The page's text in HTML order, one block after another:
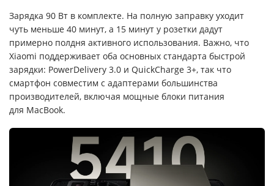
Зарядка 90 Вт в комплекте. На полную заправку уходит
чуть меньше 40 минут, а 15 минут у розетки дадут
примерно полдня активного использования. Важно, что
Xiaomi поддерживает оба основных стандарта быстрой
зарядки: PowerDelivery 3.0 и QuickCharge 3+, так что
смартфон совместим с адаптерами большинства
производителей, включая мощные блоки питания
для MacBook.